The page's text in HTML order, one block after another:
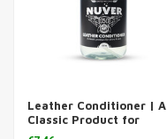
Leather Conditioner | A
Classic Product for
Polishing and Protecting